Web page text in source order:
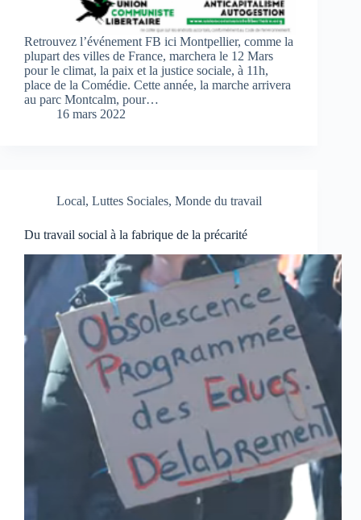
Retrouvez l’événement FB ici Montpellier, comme la
plupart des villes de France, marchera le 12 Mars
pour le climat, la paix et la justice sociale, à 11h,
place de la Comédie. Cette année, la marche arrivera
au parc Montcalm, pour…
16 mars 2022
Local, Luttes Sociales, Monde du travail
Du travail social à la fabrique de la précarité